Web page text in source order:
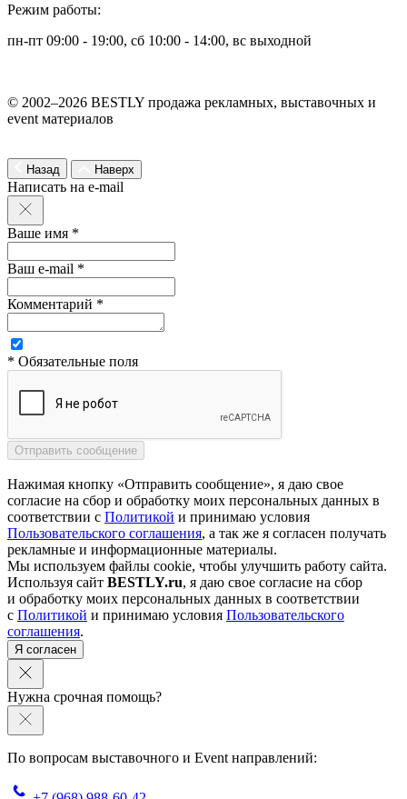
Режим работы:
пн-пт 09:00 - 19:00, сб 10:00 - 14:00, вс выходной
© 2002–2026 BESTLY продажа рекламных, выставочных и
event материалов
Назад Наверх
Написать на e-mail
Ваше имя *
Ваш e-mail *
Комментарий *
* Обязательные поля
Нажимая кнопку «Отправить сообщение», я даю свое
согласие на сбор и обработку моих персональных данных в
соответствии с Политикой и принимаю условия
Пользовательского соглашения, а так же я согласен получать
рекламные и информационные материалы.
Мы используем файлы cookie, чтобы улучшить работу сайта.
Используя сайт BESTLY.ru, я даю свое согласие на сбор
и обработку моих персональных данных в соответствии
с Политикой и принимаю условия Пользовательского
соглашения.
Я согласен
Нужна срочная помощь?
По вопросам выставочного и Event направлений: